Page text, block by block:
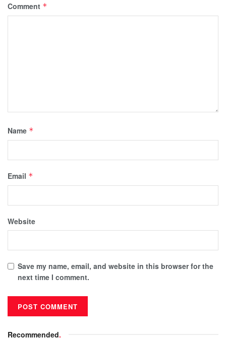
Comment *
Name *
Email *
Website
Save my name, email, and website in this browser for the
next time I comment.
Recommended.